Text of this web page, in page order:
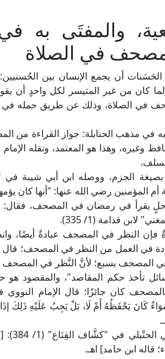
والمفتَى به
في الصلاة
أن يجمع الإنسان بين
كان من غير المتيسر لكل واحدٍ أن
في الصلاة، وذلك عن طريق حمله
في مذهب الحنابلة: جواز القراءة من
يقرأ في رمضان في المصحف، فقال:
فإن النظر في المصحف عبادةٌ أيضًا،
في العمل من النظر في المصحف؛ قال
تأخذ حكم المقاصد"، والمقصود
كَانَ يَحْفَظُهُ أَمْ لَا، بَلْ يَجِبُ عَلَيْهِ ذَلِكَ
وقال
قاله ابن حامد] اهـ.